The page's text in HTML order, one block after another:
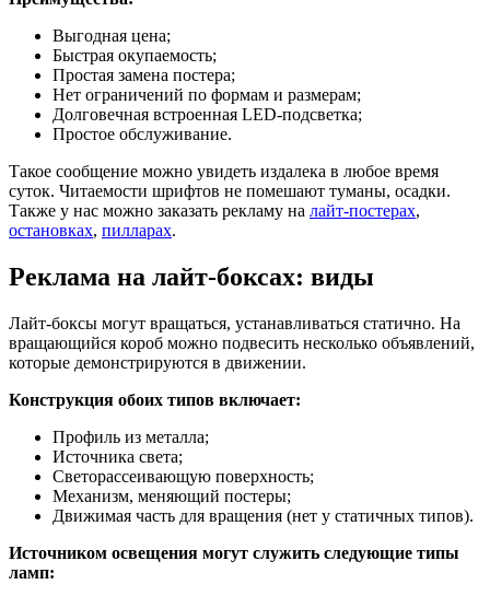
Выгодная цена;
Быстрая окупаемость;
Простая замена постера;
Нет ограничений по формам и размерам;
Долговечная встроенная LED-подсветка;
Простое обслуживание.
Такое сообщение можно увидеть издалека в любое время
суток. Читаемости шрифтов не помешают туманы, осадки.
Также у нас можно заказать рекламу на лайт-постерах,
остановках, пилларах.
Реклама на лайт-боксах: виды
Лайт-боксы могут вращаться, устанавливаться статично. На
вращающийся короб можно подвесить несколько объявлений,
которые демонстрируются в движении.
Конструкция обоих типов включает:
Профиль из металла;
Источника света;
Светорассеивающую поверхность;
Механизм, меняющий постеры;
Движимая часть для вращения (нет у статичных типов).
Источником освещения могут служить следующие типы
ламп: